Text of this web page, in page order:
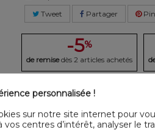
Tweet Partager
-5%
de remise dès 2 articles achetés
Certification
personnalisée !
sur notre site internet pour
vos centres d’intérêt, analyser le